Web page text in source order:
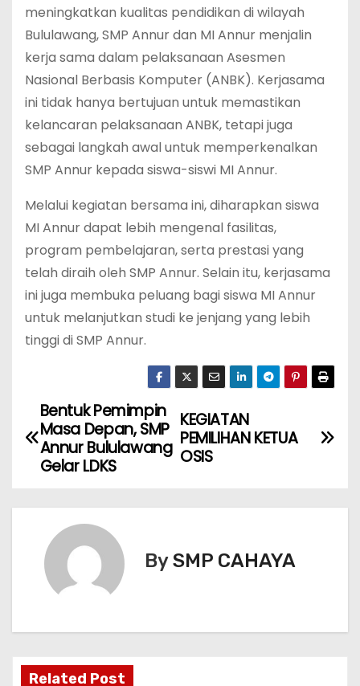
meningkatkan kualitas pendidikan di wilayah
Bululawang, SMP Annur dan MI Annur menjalin
kerja sama dalam pelaksanaan Asesmen
Nasional Berbasis Komputer (ANBK). Kerjasama
ini tidak hanya bertujuan untuk memastikan
kelancaran pelaksanaan ANBK, tetapi juga
sebagai langkah awal untuk memperkenalkan
SMP Annur kepada siswa-siswi MI Annur.
Melalui kegiatan bersama ini, diharapkan siswa
MI Annur dapat lebih mengenal fasilitas,
program pembelajaran, serta prestasi yang
telah diraih oleh SMP Annur. Selain itu, kerjasama
ini juga membuka peluang bagi siswa MI Annur
untuk melanjutkan studi ke jenjang yang lebih
tinggi di SMP Annur.
N
a
KEGIATAN
PEMILIHAN KETUA
OSIS
Bentuk Pemimpin
Masa Depan, SMP
Annur Bululawang
Gelar LDKS
BySMP CAHAYA
Related Post